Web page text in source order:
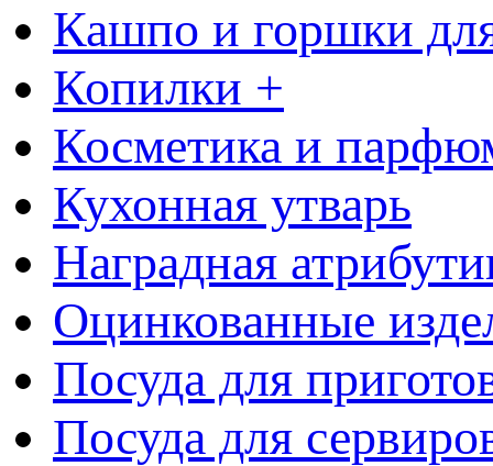
Кашпо и горшки
Копилки +
Косметика и
Кухонная утварь
Наградная
Оцинкованные
Посуда для
Посуда для